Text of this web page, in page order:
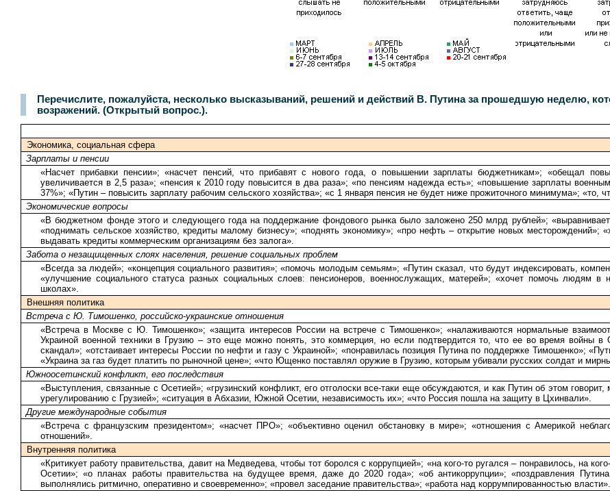
Перечислите, пожалуйста, несколько высказываний, решений и действий В. Путина за прошедшую неделю,
возражений. (Открытый вопрос.).
Экономика, социальная сфера
Зарплаты и пенсии
«Насчет прибавки пенсии»; «насчет пенсий, что прибавят с нового года, о повышении зарплаты бюджетникам»; «обещал
увеличивается в 2,5 раза»; «пенсия к 2010 году повысится в два раза»; «по пенсиям надежда есть»; «повышение зарплаты
37%»; «Путин – повысить зарплату рабочим сельского хозяйства»; «с 1 января пенсия не будет ниже прожиточного минимума»; «то,
Экономические вопросы
«В бюджетном фонде этого и следующего года на поддержание фондового рынка было заложено 250 млрд рублей»;
«поднимать сельское хозяйство, кредиты малому бизнесу»; «поднять экономику»; «про нефть – открытие новых месторождений»;
выдавать кредиты коммерческим организациям без залога».
Забота о незащищенных слоях населения, решение социальных проблем
«Всегда за людей»; «концепция социального развития»; «помочь молодым семьям»; «Путин сказал, что будут индексировать,
«улучшение социального статуса разных социальных слоев: пенсионеров, военнослужащих, матерей»; «хочет помочь людям
школах».
Внешняя политика
Встреча с Ю. Тимошенко, российско-украинские отношения
«Встреча в Москве с Ю. Тимошенко»; «защита интересов России на встрече с Тимошенко»; «налаживаются нормальные
Украиной военной техники в Грузию – это еще можно понять, это коммерция, но если подтвердится то, что ее во время войны в
скандал»; «отстаивает интересы России по нефти и газу с Украиной»; «понравилась позиция Путина по поддержке Тимошенко»;
«Украина за газ будет платить по рыночной цене»; «что Ющенко поставлял оружие в Грузию, которым убивали русских солдат и
Южноосетинский конфликт, его последствия
«Выступления, связанные с Осетией»; «грузинский конфликт, его отголоски все-таки еще обсуждаются, и как Путин об этом
урегулированию с Грузией»; «ситуация в Абхазии, Южной Осетии, независимость их»; «что Россия пошла на защиту в Цхинвали».
Другие международные события
«Встреча с французским президентом»; «насчет ПРО»; «объективно оценил обстановку в мире»; «отношения с Америкой
отношений».
Внутренняя политика
«Критикует работу правительства, давит на Медведева, чтобы тот боролся с коррупцией»; «на кого-то ругался – понравилось, на
Осетии»; «о планах работы правительства на будущее время, даже до 2020 года»; «об антикоррупции»; «поздравления
выполнялись ритмично, оперативно и своевременно»; «провел заседание правительства»; «работа над коррумпированностью власти».